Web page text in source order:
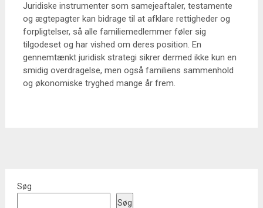
Juridiske instrumenter som samejeaftaler, testamente
og ægtepagter kan bidrage til at afklare rettigheder og
forpligtelser, så alle familiemedlemmer føler sig
tilgodeset og har vished om deres position. En
gennemtænkt juridisk strategi sikrer dermed ikke kun en
smidig overdragelse, men også familiens sammenhold
og økonomiske tryghed mange år frem.
Søg
Søg